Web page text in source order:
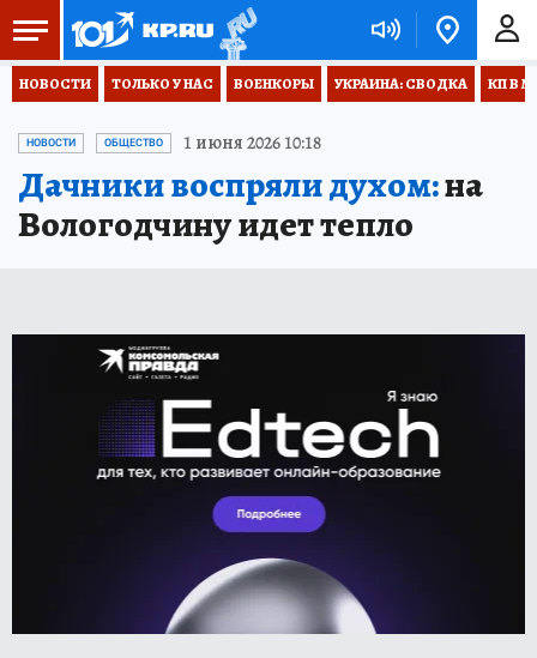
НОВОСТИ ТОЛЬКО У НАС ВОЕНКОРЫ УКРАИНА: СВОДКА КП В
НОВОСТИ ОБЩЕСТВО 1 июня 2026 10:18
Дачники воспряли духом:на
Вологодчину идет тепло